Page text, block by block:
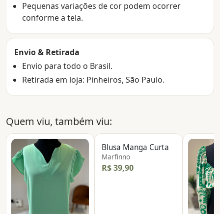
Pequenas variações de cor podem ocorrer
conforme a tela.
Envio & Retirada
Envio para todo o Brasil.
Retirada em loja: Pinheiros, São Paulo.
Quem viu, também viu:
Blusa Manga Curta
Marfinno
R$ 39,90